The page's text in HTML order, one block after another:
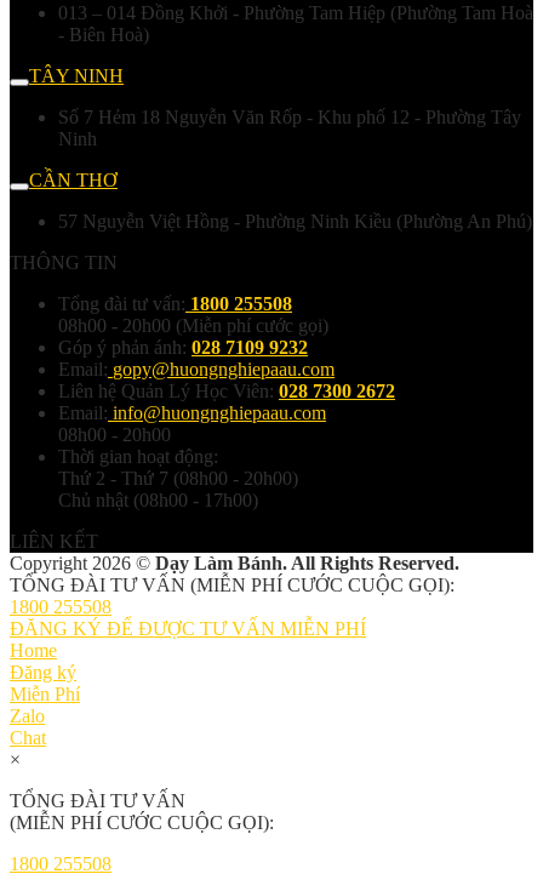
013 – 014 Đồng Khởi - Phường Tam Hiệp (Phường Tam Hoà
- Biên Hoà)
TÂY NINH
Số 7 Hẻm 18 Nguyễn Văn Rốp - Khu phố 12 - Phường Tây
Ninh
CẦN THƠ
57 Nguyễn Việt Hồng - Phường Ninh Kiều (Phường An Phú)
THÔNG TIN
Tổng đài tư vấn: 1800 255508
08h00 - 20h00 (Miễn phí cước gọi)
Góp ý phản ánh: 028 7109 9232
Email: gopy@huongnghiepaau.com
Liên hệ Quản Lý Học Viên: 028 7300 2672
Email: info@huongnghiepaau.com
08h00 - 20h00
Thời gian hoạt động:
Thứ 2 - Thứ 7 (08h00 - 20h00)
Chủ nhật (08h00 - 17h00)
LIÊN KẾT
Copyright 2026 © Dạy Làm Bánh. All Rights Reserved.
TỔNG ĐÀI TƯ VẤN (MIỄN PHÍ CƯỚC CUỘC GỌI):
1800 255508
ĐĂNG KÝ ĐỂ ĐƯỢC TƯ VẤN MIỄN PHÍ
Home
Đăng ký
Miễn Phí
Zalo
Chat
×
TỔNG ĐÀI TƯ VẤN
(MIỄN PHÍ CƯỚC CUỘC GỌI):
1800 255508